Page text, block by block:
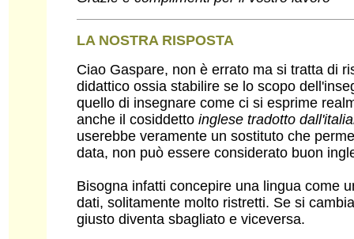
LA NOSTRA RISPOSTA
Ciao Gaspare, non è errato ma si tratta di
didattico ossia stabilire se lo scopo
quello di insegnare come ci si esprime
anche il cosiddetto inglese tradotto
userebbe veramente un sostituto che
data, non può essere considerato buon
Bisogna infatti concepire una lingua come
dati, solitamente molto ristretti. Se si
giusto diventa sbagliato e viceversa.